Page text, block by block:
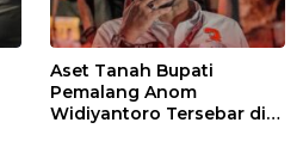
Aset Tanah Bupati
Pemalang Anom
Widiyantoro Tersebar di